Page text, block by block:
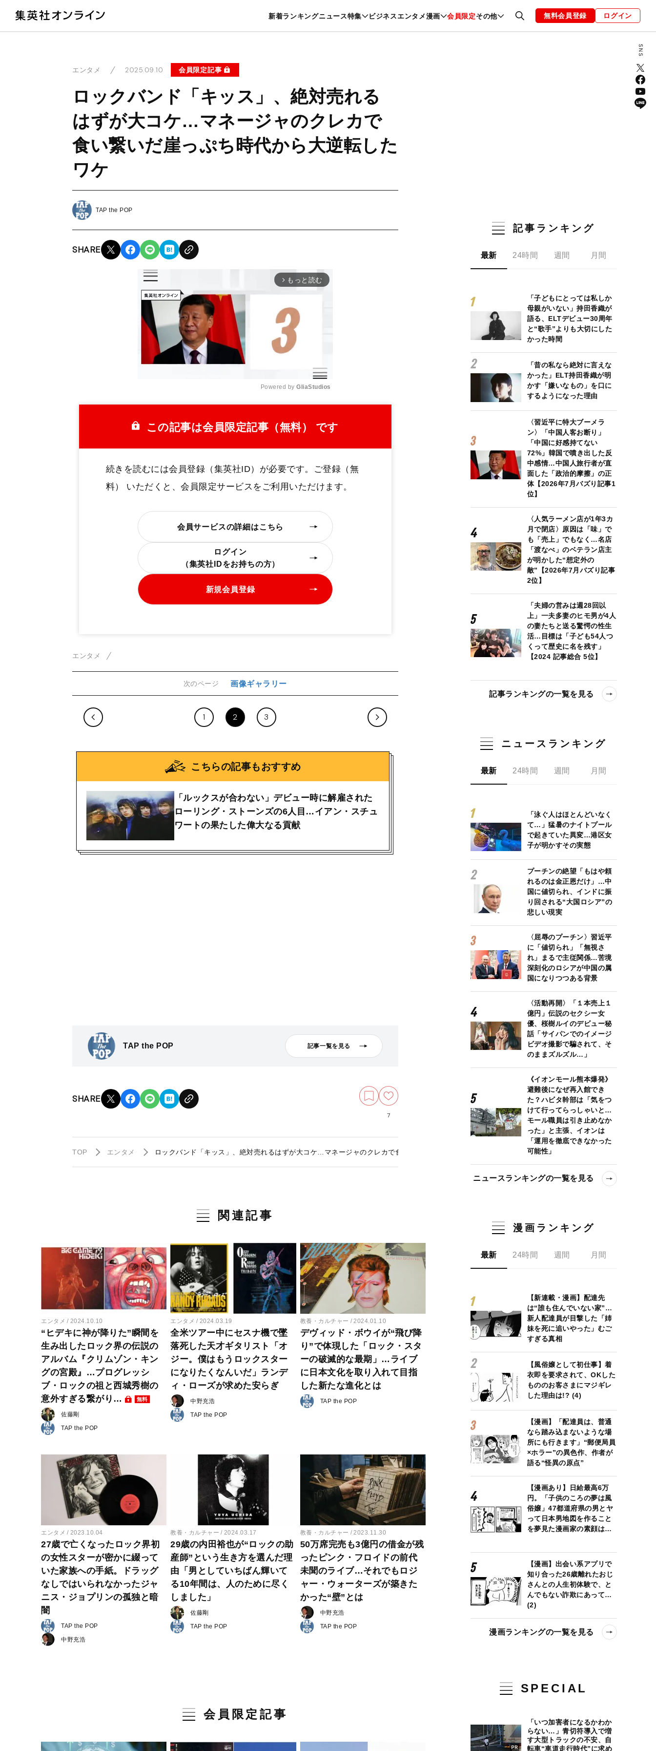
新着ランキングニュース特集 ビジネスエンタメ漫画 会員限定その他
暮らし スポーツ ヘルスケア 美容 グルメ ファッション 恋愛・結婚 編集部 お知らせ
無料会員登録 ログイン
エンタメ 2025.09.10 会員限定記事
ロックバンド「キッス」、絶対売れる
はずが大コケ…マネージャのクレカで
食い繋いだ崖っぷち時代から大逆転した
ワケ
TAP the POP
SHARE
arrow_forward_ios もっと読む
u
Powered by GliaStudios
この記事は会員限定記事（無料） です
続きを読むには会員登録（集英社ID）が必要です。ご登録（無
料） いただくと、会員限定サービスをご利用いただけます。
会員サービスの詳細はこちら
ログイン
（集英社IDをお持ちの方）
新規会員登録
エンタメ
次のページ 画像ギャラリー
1 2 3
こちらの記事もおすすめ
「ルックスが合わない」デビュー時に解雇された
ローリング・ストーンズの6人目…イアン・スチュ
ワートの果たした偉大なる貢献
記事一覧を見る
TAP the POP
SHARE
7
TOP エンタメ ロックバンド「キッス」、絶対売れるはずが大コケ…マネージャのクレカで食い繋いだ崖っぷち時代から大逆転したワケ
関連記事
エンタメ 2024.10.10
“ヒデキに神が降りた”瞬間を
生み出したロック界の伝説の
アルバム『クリムゾン・キン
グの宮殿』…プログレッシ
ブ・ロックの祖と西城秀樹の
意外すぎる繋がり…
無料
佐藤剛
TAP the POP
エンタメ 2024.03.19
全米ツアー中にセスナ機で墜
落死した天才ギタリスト「オ
ジー。僕はもうロックスター
になりたくなんいだ」ランデ
ィ・ローズが求めた安らぎ
中野充浩
TAP the POP
教養・カルチャー 2024.01.10
デヴィッド・ボウイが“飛び降
り”で体現した「ロック・スタ
ーの破滅的な最期」…ライブ
に日本文化を取り入れて目指
した新たな進化とは
TAP the POP
エンタメ 2023.10.04
27歳で亡くなったロック界初
の女性スターが密かに綴って
いた家族への手紙。ドラッグ
なしではいられなかったジャ
ニス・ジョプリンの孤独と暗
闇
TAP the POP
中野充浩
教養・カルチャー 2024.03.17
29歳の内田裕也が“ロックの助
産師”という生き方を選んだ理
由「男としていちばん輝いて
る10年間は、人のために尽く
しました」
佐藤剛
TAP the POP
教養・カルチャー 2023.11.30
50万席完売も3億円の借金が残
ったピンク・フロイドの前代
未聞のライブ…それでもロジ
ャー・ウォーターズが築きた
かった“壁”とは
中野充浩
TAP the POP
会員限定記事
記事ランキング
最新 24時間 週間 月間
「子どもにとっては私しか
母親がいない」持田香織が
語る、ELTデビュー30周年
と“歌手”よりも大切にした
かった時間
「昔の私なら絶対に言えな
かった」ELT持田香織が明
かす「嫌いなもの」を口に
するようになった理由
〈習近平に特大ブーメラ
ン〉「中国人客お断り」
「中国に好感持てない
72%」韓国で噴き出した反
中感情…中国人旅行者が直
面した「政治的摩擦」の正
体【2026年7月バズり記事1
位】
〈人気ラーメン店が1年3カ
月で閉店〉原因は「味」で
も「売上」でもなく…名店
「渡なべ」のベテラン店主
が明かした“想定外の
敵”【2026年7月バズり記事
2位】
「夫婦の営みは週28回以
上」一夫多妻のヒモ男が4人
の妻たちと送る驚愕の性生
活…目標は「子ども54人つ
くって歴史に名を残す」
【2024 記事総合 5位】
記事ランキングの一覧を見る
ニュースランキング
最新 24時間 週間 月間
「泳ぐ人はほとんどいなく
て…」猛暑のナイトプール
で起きていた異変…港区女
子が明かすその実態
プーチンの絶望「もはや頼
れるのは金正恩だけ」…中
国に値切られ、インドに振
り回される“大国ロシア”の
悲しい現実
〈屈辱のプーチン〉習近平
に「値切られ」「無視さ
れ」まるで主従関係…苦境
深刻化のロシアが中国の属
国になりつつある背景
〈活動再開〉「１本売上１
億円」伝説のセクシー女
優、桜樹ルイのデビュー秘
話「サイパンでのイメージ
ビデオ撮影で騙されて、そ
のままズルズル…」
《イオンモール熊本爆発》
避難後になぜ再入館でき
た？ハビタ幹部は「気をつ
けて行ってらっしゃいと…
モール職員は引き止めなか
った」と主張、イオンは
「運用を徹底できなかった
可能性」
ニュースランキングの一覧を見る
漫画ランキング
最新 24時間 週間 月間
【新連載・漫画】配達先
は“誰も住んでいない家”…
新人配達員が目撃した「姉
妹を死に追いやった」むご
すぎる真相
【風俗嬢として初仕事】着
衣即を要求されて、OKした
もののお客さまにマジギレ
した理由は!? (4)
【漫画】「配達員は、普通
なら踏み込まないような場
所にも行きます」“郵便局員
×ホラー”の異色作、作者が
語る“怪異の原点”
【漫画あり】日給最高6万
円。「子供のころの夢は風
俗嬢」47都道府県の男とヤ
って日本男地図を作ること
を夢見た漫画家の素顔は…
【漫画】出会い系アプリで
知り合った26歳離れたおじ
さんとの人生初体験で、と
んでもない詐欺にあって…
(2)
漫画ランキングの一覧を見る
SPECIAL
「いつ加害者になるかわか
らない…」青切符導入で増
す大型トラックの不安、自
転車“車道走行時代”に求め